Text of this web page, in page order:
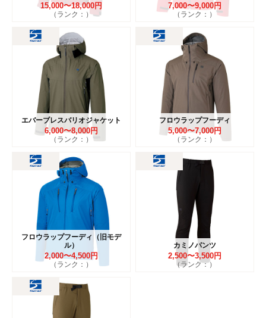
15,000〜18,000円
（ランク：）
7,000〜9,000円
（ランク：）
エバーブレスバリオジャケット
6,000〜8,000円
（ランク：）
フロウラップフーディ
5,000〜7,000円
（ランク：）
フロウラップフーディ（旧モデ
ル）
2,000〜4,500円
（ランク：）
カミノパンツ
2,500〜3,500円
（ランク：）